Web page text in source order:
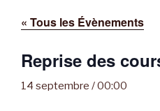
« Tous les Évènements
Reprise des
14 septembre / 00:00